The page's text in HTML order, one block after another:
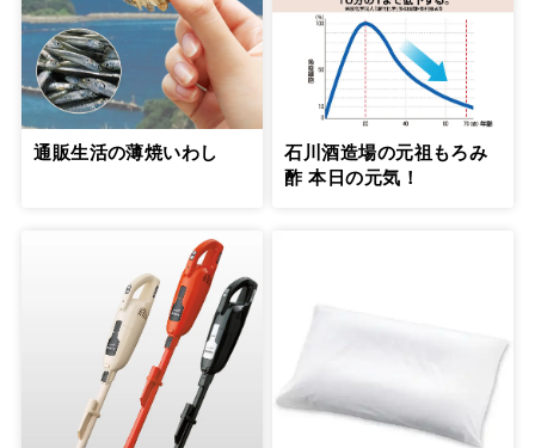
通販生活の薄焼いわし
石川酒造場の元祖もろみ
酢 本日の元気！